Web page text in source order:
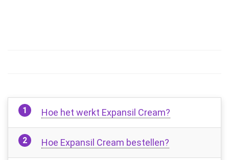
Hoe het werkt Expansil Cream?
Hoe Expansil Cream bestellen?